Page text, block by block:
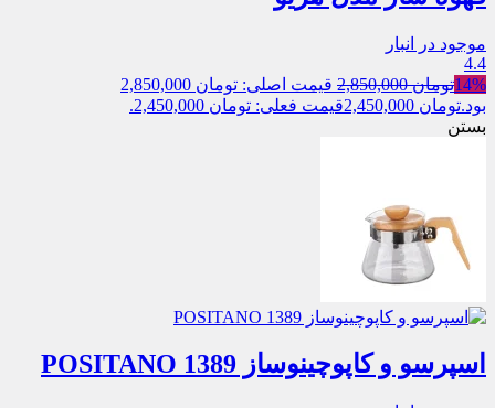
موجود در انبار
4.4
14%تومان2,850,000
قیمت اصلی: تومان 2,850,000
بود.تومان
قیمت فعلی: تومان 2,450,000.
بستن
اسپرسو و كاپوچينوساز 1389 POSITANO